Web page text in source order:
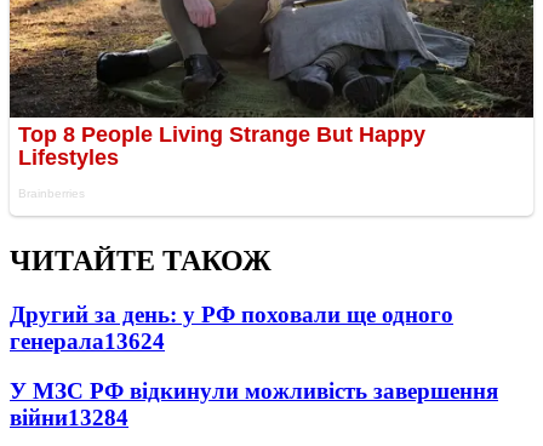
ЧИТАЙТЕ ТАКОЖ
Другий за день: у РФ поховали ще одного
генерала13624
У МЗС РФ відкинули можливість завершення
війни13284